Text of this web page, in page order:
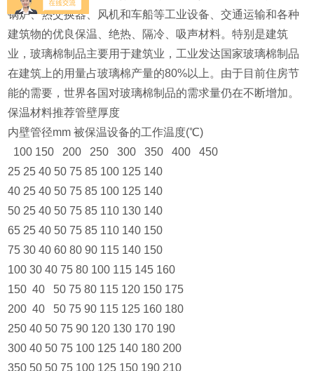
锅炉、热交换器、风机和车船等工业设备、交通运输和各种
建筑物的优良保温、绝热、隔冷、吸声材料。特别是建筑
业，玻璃棉制品主要用于建筑业，工业发达国家玻璃棉制品
在建筑上的用量占玻璃棉产量的80%以上。由于目前住房节
能的需要，世界各国对玻璃棉制品的需求量仍在不断增加。
保温材料推荐管壁厚度
内壁管径mm 被保温设备的工作温度(℃)
100 150 200 250 300 350 400 450
25 25 40 50 75 85 100 125 140
40 25 40 50 75 85 100 125 140
50 25 40 50 75 85 110 130 140
65 25 40 50 75 85 110 140 150
75 30 40 60 80 90 115 140 150
100 30 40 75 80 100 115 145 160
150 40 50 75 80 115 120 150 175
200 40 50 75 90 115 125 160 180
250 40 50 75 90 120 130 170 190
300 40 50 75 100 125 140 180 200
350 50 50 75 100 125 150 190 210